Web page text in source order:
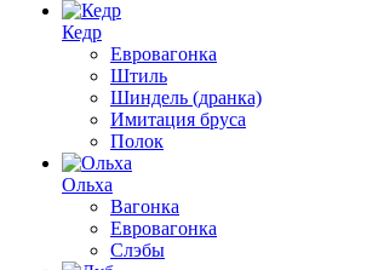
Кедр
Евровагонка
Штиль
Шиндель (дранка)
Имитация бруса
Полок
Ольха
Вагонка
Евровагонка
Слэбы